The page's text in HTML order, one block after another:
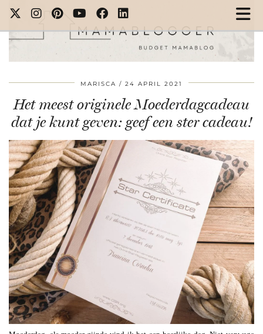
MARISCA 24 APRIL 2021
Het meest originele Moederdagcadeau
dat je kunt geven: geef een ster cadeau!